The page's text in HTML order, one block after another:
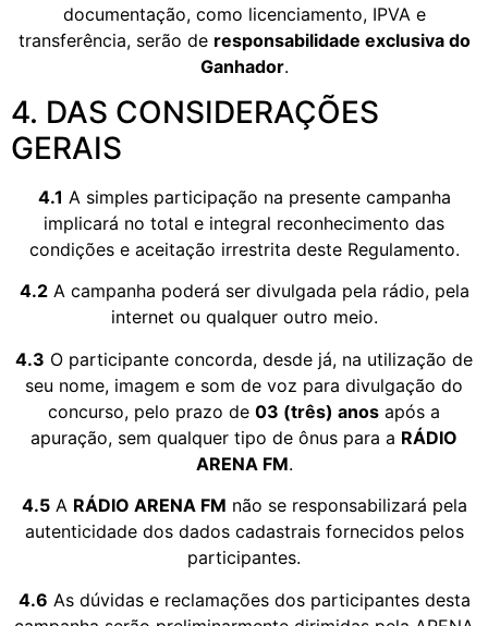
documentação, como licenciamento, IPVA e
transferência, serão de responsabilidade exclusiva do
Ganhador.
4. DAS CONSIDERAÇÕES
GERAIS
4.1 A simples participação na presente campanha
implicará no total e integral reconhecimento das
condições e aceitação irrestrita deste Regulamento.
4.2A campanha poderá ser divulgada pela rádio, pela
internet ou qualquer outro meio.
4.3 O participante concorda, desde já, na utilização de
seu nome, imagem e som de voz para divulgação do
concurso, pelo prazo de 03 (três) anos após a
apuração, sem qualquer tipo de ônus para a RÁDIO
ARENA FM.
4.5A RÁDIO ARENA FM não se responsabilizará pela
autenticidade dos dados cadastrais fornecidos pelos
participantes.
4.6 As dúvidas e reclamações dos participantes desta